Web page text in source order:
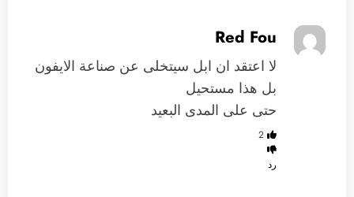
Red Fou
لا اعتقد ان ابل سيتخلى عن صناعة الايفون
بل هذا مستحيل
حتى على المدى البعيد
2
رد